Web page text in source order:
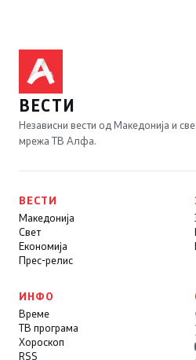
ВЕСТИ
Независни вести од Македонија и
мрежа ТВ Алфа.
ВЕСТИ
Македонија
Свет
Економија
Прес-релис
ИНФО
Време
ТВ програма
Хороскоп
RSS